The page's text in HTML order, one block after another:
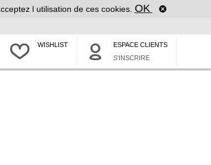
l utilisation de ces cookies. OK
WISHLIST
ESPACE CLIENTS
S'INSCRIRE